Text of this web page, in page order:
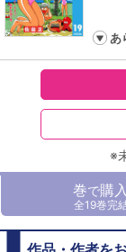
あ
※
巻で購入
全19巻完